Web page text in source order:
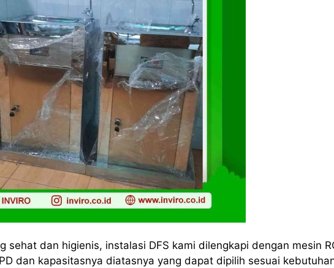
sehat dan higienis, instalasi DFS kami dilengkapi dengan mesin
dan kapasitasnya diatasnya yang dapat dipilih sesuai